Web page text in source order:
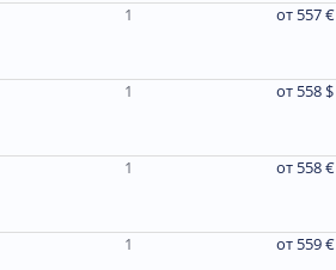
1 от 557 €
1 от 558 $
1 от 558 €
1 от 559 €